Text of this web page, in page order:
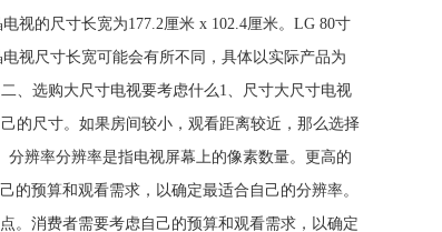
视的尺寸长宽为177.2厘米 x 102.4厘米。LG 80寸
视尺寸长宽可能会有所不同，具体以实际产品为
、选购大尺寸电视要考虑什么1、尺寸大尺寸电视
的尺寸。如果房间较小，观看距离较近，那么选择
辨率分辨率是指电视屏幕上的像素数量。更高的
的预算和观看需求，以确定最适合自己的分辨率。
。消费者需要考虑自己的预算和观看需求，以确定